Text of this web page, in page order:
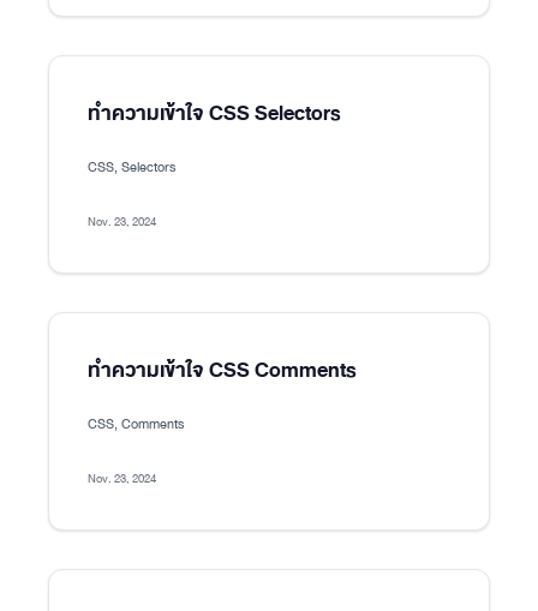
ทำความเข้าใจ CSS Selectors
CSS, Selectors
Nov. 23, 2024
ทำความเข้าใจ CSS Comments
CSS, Comments
Nov. 23, 2024